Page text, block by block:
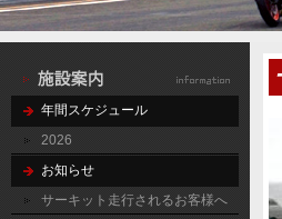
年間スケジュール
2026
お知らせ
サーキット走行されるお客様へ